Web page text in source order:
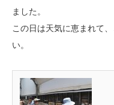
ました。
この日は天気に恵まれて
い。